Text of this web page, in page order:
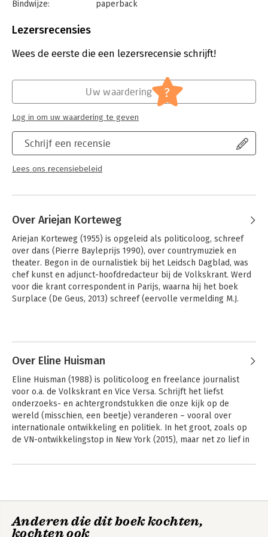
Bindwijze:
paperback
Uitgever:
Verschijningsdatum:
24-12-2025
Mens en maatschappij
Lezersrecensies
Wees de eerste die een lezersrecensie schrijft!
Schrijf een recensie
Lees ons recensiebeleid
Uw waardering ?
Log in om uw waardering te geven
Over Ariejan Korteweg
Ariejan Korteweg (1955) is opgeleid als politicoloog, schreef
over dans (Pierre Bayleprijs 1990), over countrymuziek en
theater. Begon in de ournalistiek bij het Leidsch Dagblad, was
chef kunst en adjunct-hoofdredacteur bij de Volkskrant. Werd
voor die krant correspondent in Parijs, waarna hij het boek
Surplace (De Geus, 2013) schreef (eervolle vermelding M.J.
Lobbyland Het Haagse moeras
Over Eline Huisman
Eline Huisman (1988) is politicoloog en freelance journalist
voor o.a. de Volkskrant en Vice Versa. Schrijft het liefst
onderzoeks- en achtergrondstukken die onze kijk op de
wereld (misschien, een beetje) veranderen – vooral over
internationale ontwikkeling en politiek. In het groot, zoals op
de VN-ontwikkelingstop in New York (2015), maar net zo lief in
een tv-serie verdienen. Vanaf dit najaar schrijft ze vanuit haar
Anderen die dit boek kochten,
kochten ook